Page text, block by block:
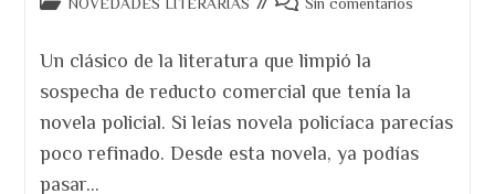
entrada:
NOVEDADES LITERARIAS
entrada:
Sin comentarios
Un clásico de la literatura que limpió la
sospecha de reducto comercial que tenía la
novela policial. Si leías novela policíaca parecías
poco refinado. Desde esta novela, ya podías
pasar…